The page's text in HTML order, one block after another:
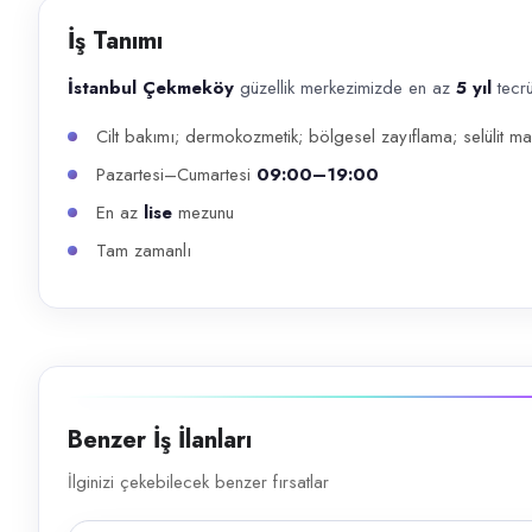
Başvuru kanalları
WhatsApp, Telefon
İlan açıklaması
İstanbul Çekmeköy güzellik merkezimizde en az 5 yıl tecrübeli
İş Tanımı
İstanbul Çekmeköy güzellik merkezimizde en az 5 yıl
Cilt bakımı; dermokozmetik; bölgesel zayıflama; selülit
Pazartesi–Cumartesi 09:00–19:00
En az lise mezunu
Tam zamanlı
Benzer İş İlanları
İlginizi çekebilecek benzer fırsatlar